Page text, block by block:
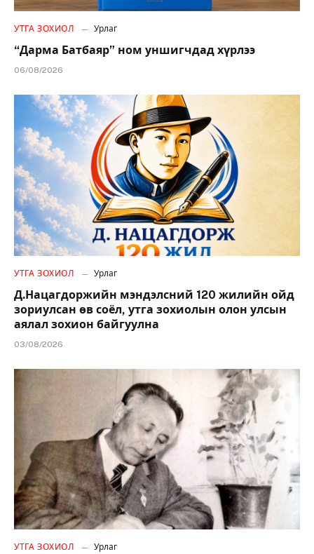
УТГА ЗОХИОЛ Урлаг
“Дарма Батбаяр” ном уншигчдад хүрлээ
06/08/2026
УТГА ЗОХИОЛ Урлаг
Д.Нацагдоржийн мэндэлсний 120 жилийн ойд
зориулсан өв соёл, утга зохиолын олон улсын
аялал зохион байгуулна
03/08/2026
УТГА ЗОХИОЛ Урлаг